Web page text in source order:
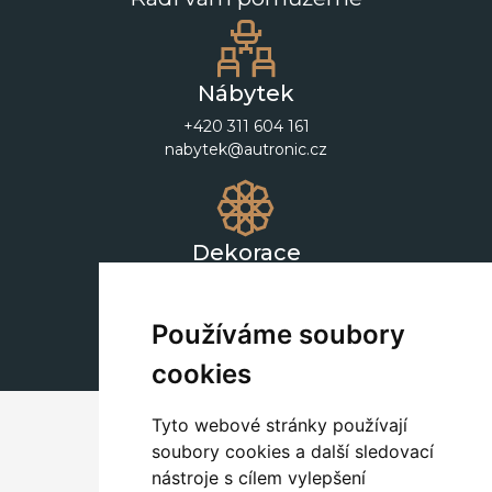
Používáme soubory
cookies
Tyto webové stránky používají
soubory cookies a další sledovací
nástroje s cílem vylepšení
Nábytek
+420 311 604 161
nabytek@autronic.cz
Dekorace